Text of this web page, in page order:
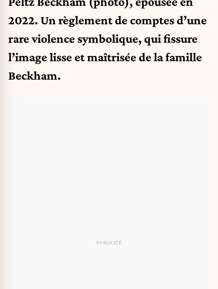
2022. Un règlement de comptes d’une
rare violence symbolique, qui fissure
l’image lisse et maîtrisée de la famille
Beckham.